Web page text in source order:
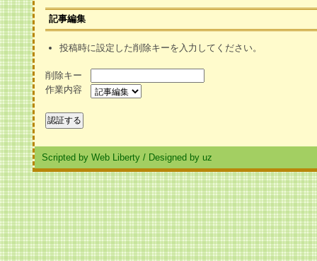
記事編集
投稿時に設定した削除キーを入力してください。
削除キー
作業内容
Scripted by Web Liberty / Designed by uz